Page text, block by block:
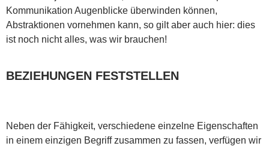
Kommunikation Augenblicke überwinden können,
Abstraktionen vornehmen kann, so gilt aber auch hier: dies
ist noch nicht alles, was wir brauchen!
BEZIEHUNGEN FESTSTELLEN
Neben der Fähigkeit, verschiedene einzelne Eigenschaften
in einem einzigen Begriff zusammen zu fassen, verfügen wir